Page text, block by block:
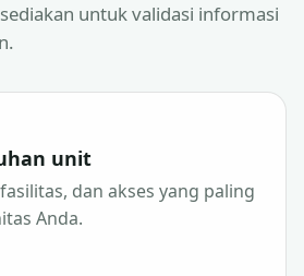
untuk validasi informasi
unit
dan akses yang paling
Anda.